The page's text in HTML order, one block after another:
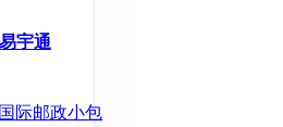
宇通
际邮政小包